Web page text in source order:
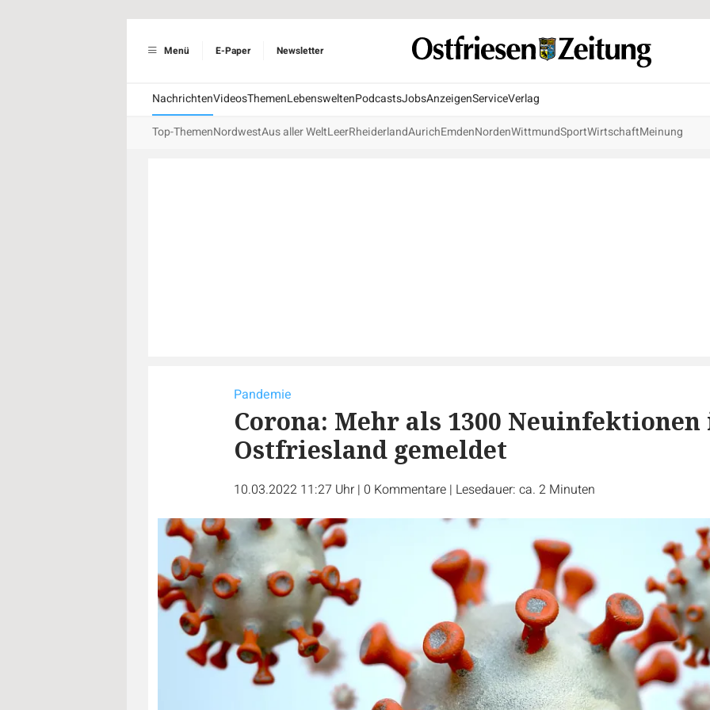
Menü E-Paper Newsletter
NachrichtenVideosThemenLebensweltenPodcastsJobsAnzeigenServiceVerlag
Top-ThemenNordwestAus aller WeltLeerRheiderlandAurichEmdenNordenWittmundSportWirtschaftMeinung
Pandemie
Corona: Mehr als 1300 Neuinfektionen
Ostfriesland gemeldet
10.03.2022 11:27 Uhr | 0 Kommentare | Lesedauer: ca. 2 Minuten